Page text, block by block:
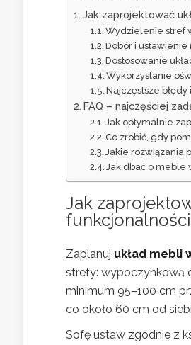
Jak zaprojektować
Wydzielenie stref
Dobór i
Dostosowanie
Wykorzystanie
Najczęstsze
FAQ – najczęściej
Jak optymalnie
Co zrobić, gdy
Jakie rozwiązania
Jak dbać o meble
Jak
Zaplanuj układ mebli
strefy: wypoczynkową
minimum 95–100 cm
co około 60 cm od
Sofę ustaw zgodnie z